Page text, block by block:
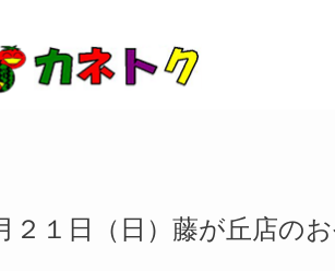
２１日（日）藤が丘店の